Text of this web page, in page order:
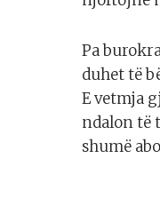
Pa
duhet të
E vetmja
ndalon të
shumë